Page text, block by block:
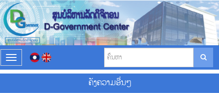
T
o
g
ຄັງ​ຄວາມ​ອື່ນໆ